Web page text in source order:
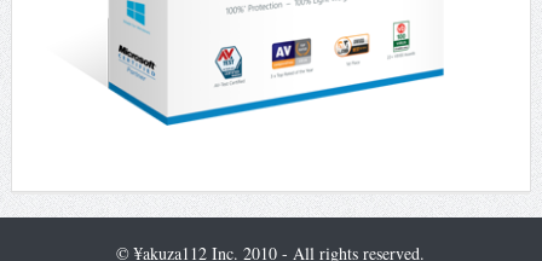
© ¥akuza112 Inc. 2010 - All rights reserved.